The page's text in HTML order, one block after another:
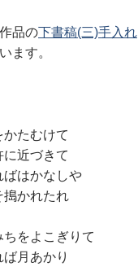
品の下書稿(三)手入れ
ます。
かたむけて
近づきて
ばはかなしや
搗かれたれ
ちをよこぎりて
月あかり